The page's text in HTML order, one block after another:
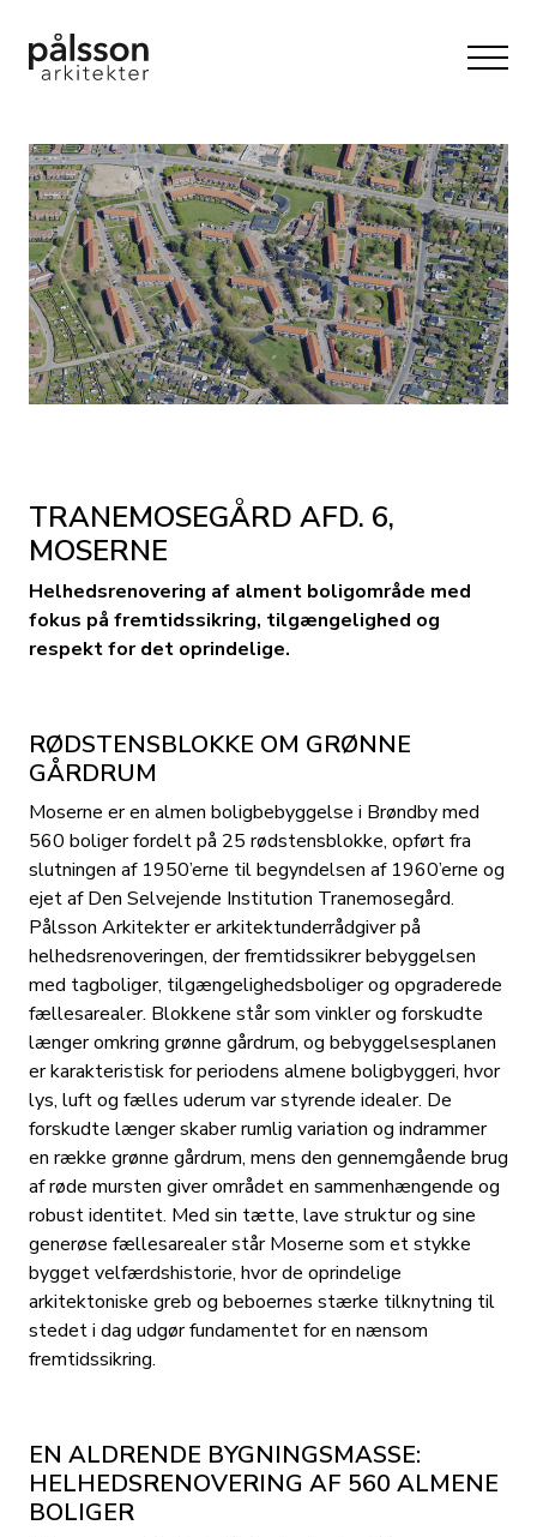
TRANEMOSEGÅRD AFD. 6,
MOSERNE
Helhedsrenovering af alment boligområde med
fokus på fremtidssikring, tilgængelighed og
respekt for det oprindelige.
RØDSTENSBLOKKE OM GRØNNE
GÅRDRUM
Moserne er en almen boligbebyggelse i Brøndby med
560 boliger fordelt på 25 rødstensblokke, opført fra
slutningen af 1950’erne til begyndelsen af 1960’erne og
ejet af Den Selvejende Institution Tranemosegård.
Pålsson Arkitekter er arkitektunderrådgiver på
helhedsrenoveringen, der fremtidssikrer bebyggelsen
med tagboliger, tilgængelighedsboliger og opgraderede
fællesarealer. Blokkene står som vinkler og forskudte
længer omkring grønne gårdrum, og bebyggelsesplanen
er karakteristisk for periodens almene boligbyggeri, hvor
lys, luft og fælles uderum var styrende idealer. De
forskudte længer skaber rumlig variation og indrammer
en række grønne gårdrum, mens den gennemgående brug
af røde mursten giver området en sammenhængende og
robust identitet. Med sin tætte, lave struktur og sine
generøse fællesarealer står Moserne som et stykke
bygget velfærdshistorie, hvor de oprindelige
arkitektoniske greb og beboernes stærke tilknytning til
stedet i dag udgør fundamentet for en nænsom
fremtidssikring.
EN ALDRENDE BYGNINGSMASSE:
HELHEDSRENOVERING AF 560 ALMENE
BOLIGER